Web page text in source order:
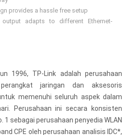
provides a hassle free setup
output adapts to different Ethernet-
1996, TP-Link adalah perusahaan
jaringan dan aksesoris
memenuhi seluruh aspek dalam
Perusahaan ini secara konsisten
1 sebagai perusahaan penyedia WLAN
CPE oleh perusahaan analisis IDC*,